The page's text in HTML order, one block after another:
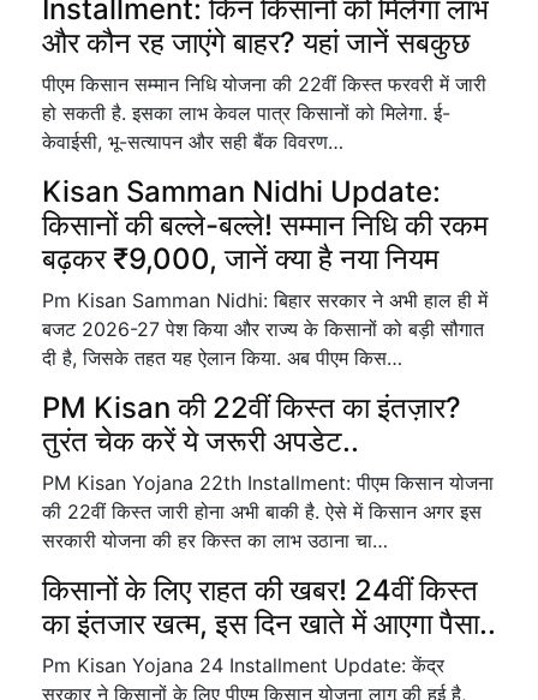
Installment: किन किसानों को मिलेगा लाभ
और कौन रह जाएंगे बाहर? यहां जानें सबकुछ
पीएम किसान सम्मान निधि योजना की 22वीं किस्त फरवरी में जारी
हो सकती है. इसका लाभ केवल पात्र किसानों को मिलेगा. ई-
केवाईसी, भू-सत्यापन और सही बैंक विवरण…
Kisan Samman Nidhi Update:
किसानों की बल्ले-बल्ले! सम्मान निधि की रकम
बढ़कर ₹9,000, जानें क्या है नया नियम
Pm Kisan Samman Nidhi: बिहार सरकार ने अभी हाल ही में
बजट 2026-27 पेश किया और राज्य के किसानों को बड़ी सौगात
दी है, जिसके तहत यह ऐलान किया. अब पीएम किस…
PM Kisan की 22वीं किस्त का इंतज़ार?
तुरंत चेक करें ये जरूरी अपडेट..
PM Kisan Yojana 22th Installment: पीएम किसान योजना
की 22वीं किस्त जारी होना अभी बाकी है. ऐसे में किसान अगर इस
सरकारी योजना की हर किस्त का लाभ उठाना चा…
किसानों के लिए राहत की खबर! 24वीं किस्त
का इंतजार खत्म, इस दिन खाते में आएगा पैसा..
Pm Kisan Yojana 24 Installment Update: केंद्र
सरकार ने किसानों के लिए पीएम किसान योजना लागू की हुई है,